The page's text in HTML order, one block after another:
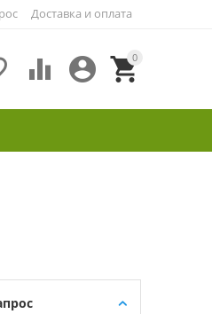
Доставка и оплата
0


